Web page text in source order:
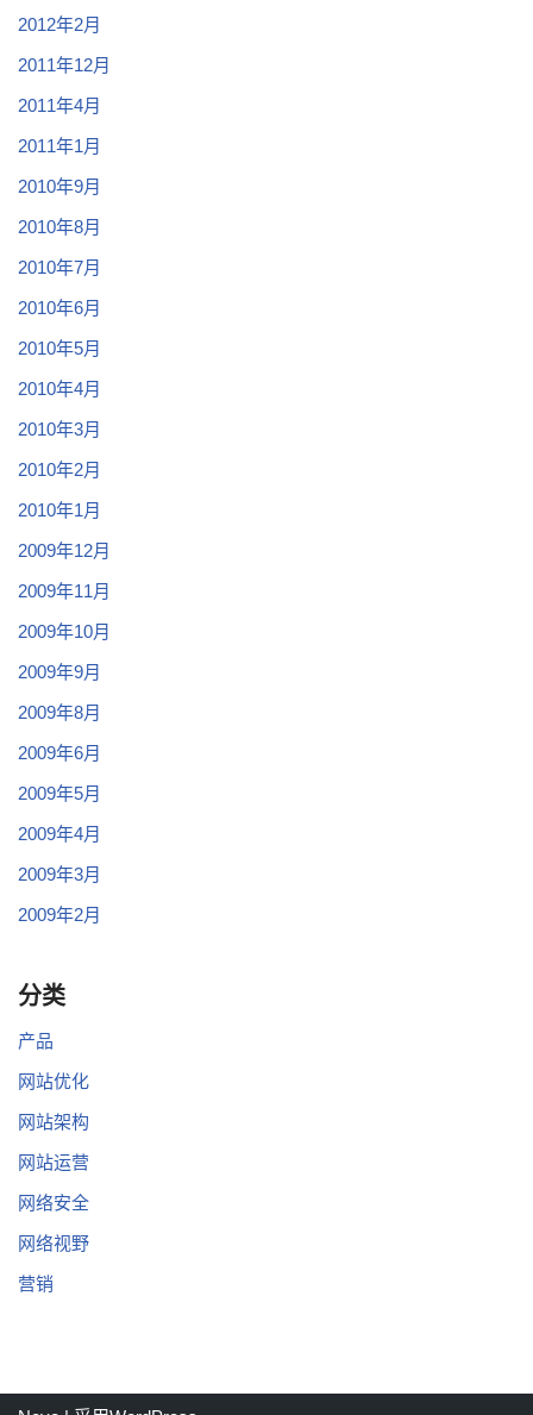
2012年2月
2011年12月
2011年4月
2011年1月
2010年9月
2010年8月
2010年7月
2010年6月
2010年5月
2010年4月
2010年3月
2010年2月
2010年1月
2009年12月
2009年11月
2009年10月
2009年9月
2009年8月
2009年6月
2009年5月
2009年4月
2009年3月
2009年2月
分类
产品
网站优化
网站架构
网站运营
网络安全
网络视野
营销